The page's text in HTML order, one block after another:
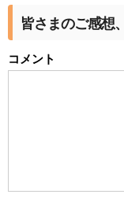
皆さまのご感想
コメント